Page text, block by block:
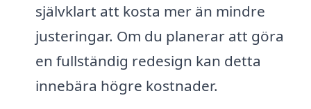
självklart att kosta mer än mindre
justeringar. Om du planerar att göra
en fullständig redesign kan detta
innebära högre kostnader.